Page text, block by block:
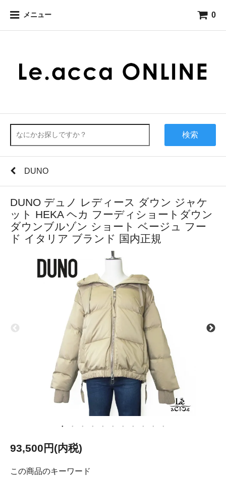
メニュー 0
検索
DUNO
DUNO デュノ レディース ダウン ジャケ
ット HEKA ヘカ フーディショートダウン
ダウンブルゾン ショート ベージュ フー
ド イタリア ブランド 国内正規
93,500円(内税)
この商品のキーワード